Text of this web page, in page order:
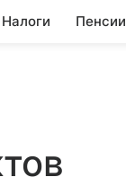
Налоги Пенсии